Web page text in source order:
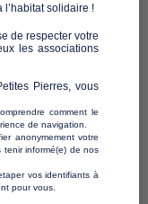
solidaire !
de respecter votre
les associations
Pierres, vous
comment le
de navigation.
anonymement votre
informé(e) de nos
vos identifiants à
pour vous.